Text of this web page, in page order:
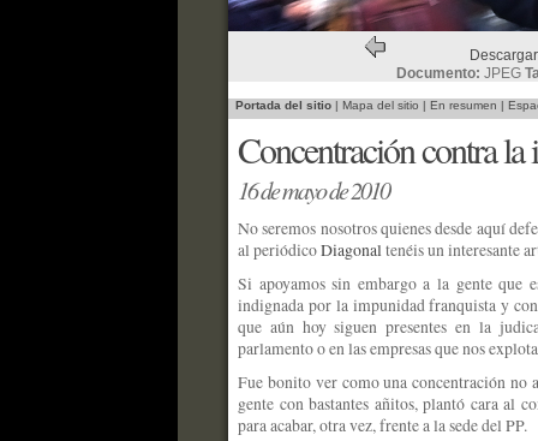
Documento: JPEG
Portada del sitio | Mapa del sitio | En resumen |
Concentración contra
16 de mayo de 2010
No seremos nosotros quienes desde aquí
al periódicoDiagonal tenéis un interesante
Si apoyamos sin embargo a la gente que
indignada por la impunidad franquista y
que aún hoy siguen presentes en la
parlamento o en las empresas que nos
Fue bonito ver como una concentración no
gente con bastantes añitos, plantó cara al
para acabar, otra vez, frente a la sede del PP.